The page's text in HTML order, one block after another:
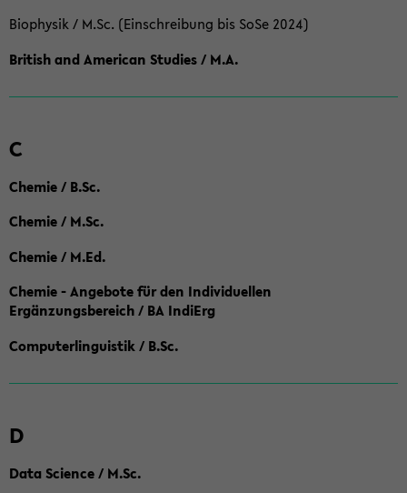
Biophysik / M.Sc. (Einschreibung bis SoSe 2024)
British and American Studies / M.A.
C
Chemie / B.Sc.
Chemie / M.Sc.
Chemie / M.Ed.
Chemie - Angebote für den Individuellen
Ergänzungsbereich / BA IndiErg
Computerlinguistik / B.Sc.
D
Data Science / M.Sc.